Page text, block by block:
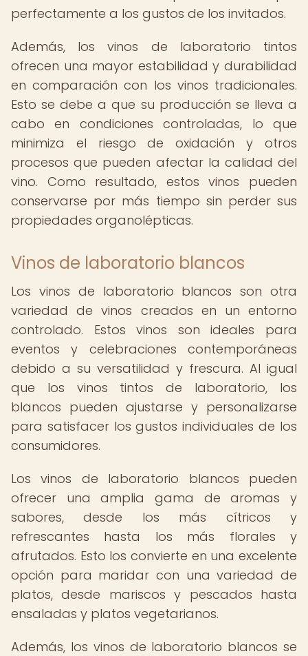
perfectamente a los gustos de los invitados.
Además, los vinos de laboratorio tintos
ofrecen una mayor estabilidad y durabilidad
en comparación con los vinos tradicionales.
Esto se debe a que su producción se lleva a
cabo en condiciones controladas, lo que
minimiza el riesgo de oxidación y otros
procesos que pueden afectar la calidad del
vino. Como resultado, estos vinos pueden
conservarse por más tiempo sin perder sus
propiedades organolépticas.
Vinos de laboratorio blancos
Los vinos de laboratorio blancos son otra
variedad de vinos creados en un entorno
controlado. Estos vinos son ideales para
eventos y celebraciones contemporáneas
debido a su versatilidad y frescura. Al igual
que los vinos tintos de laboratorio, los
blancos pueden ajustarse y personalizarse
para satisfacer los gustos individuales de los
consumidores.
Los vinos de laboratorio blancos pueden
ofrecer una amplia gama de aromas y
sabores, desde los más cítricos y
refrescantes hasta los más florales y
afrutados. Esto los convierte en una excelente
opción para maridar con una variedad de
platos, desde mariscos y pescados hasta
ensaladas y platos vegetarianos.
Además, los vinos de laboratorio blancos se